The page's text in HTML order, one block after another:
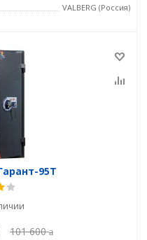
VALBERG (Россия)
95T
101 600